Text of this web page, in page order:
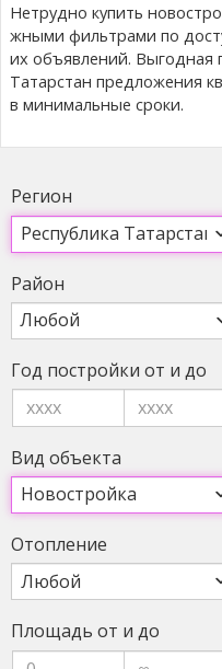
Нетрудно купить
жными фильтрами по
их объявлений. Выгодная
Татарстан предложения
в минимальные сроки.
Ре­ги­он
Рай­он
Любой
Год пос­трой­ки от и до
Вид объ­ек­та
Ото­пле­ние
Пло­щадь от и до